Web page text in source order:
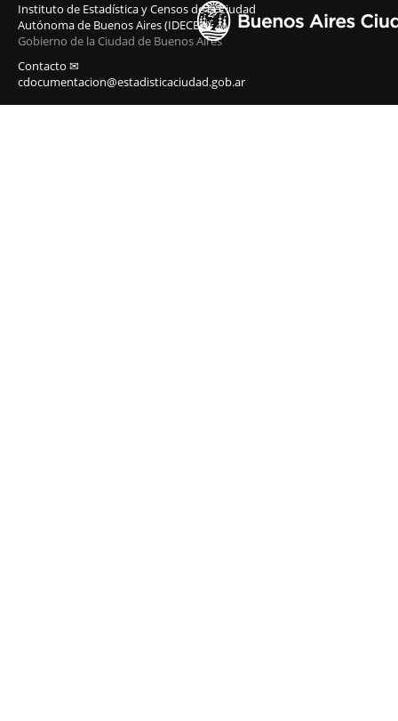
Instituto de Estadística y Censos de la Ciudad
Autónoma de Buenos Aires (IDECBA)
Gobierno de la Ciudad de Buenos Aires
Contacto ✉
cdocumentacion@estadisticaciudad.gob.ar